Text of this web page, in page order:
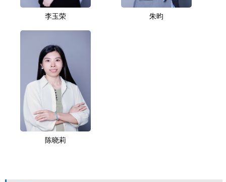
李玉荣 朱昀
陈晓莉